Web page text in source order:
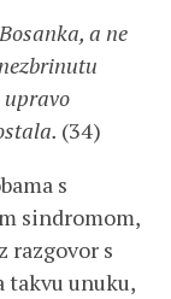
a ne
upravo
(34)
s
sindromom,
razgovor s
takvu unuku,